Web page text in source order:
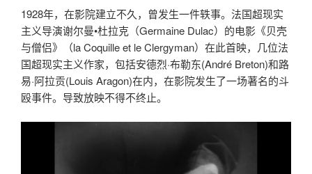
1928年，在影院建立不久，曾发生一件轶事。法国超现实
主义导演谢尔曼•杜拉克（Germaine Dulac）的电影《贝壳
与僧侣》（la Coquille et le Clergyman）在此首映，几位法
国超现实主义作家，包括安德烈·布勒东(André Breton)和路
易·阿拉贡(Louis Aragon)在内，在影院发生了一场著名的斗
殴事件。导致放映不得不终止。